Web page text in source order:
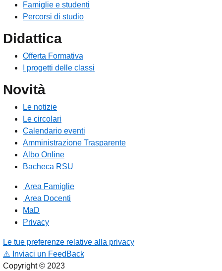
Famiglie e studenti
Percorsi di studio
Didattica
Offerta Formativa
I progetti delle classi
Novità
Le notizie
Le circolari
Calendario eventi
Amministrazione Trasparente
Albo Online
Bacheca RSU
Area Famiglie
Area Docenti
MaD
Privacy
Le tue preferenze relative alla privacy
⚠️ Inviaci un FeedBack
Copyright © 2023